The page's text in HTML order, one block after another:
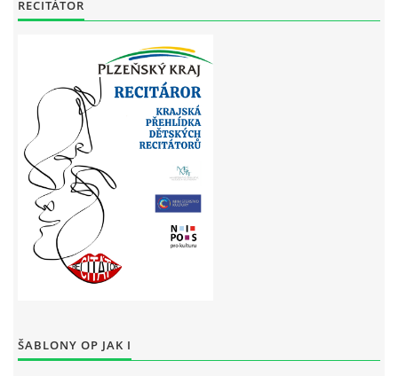
RECITÁTOR
ŠABLONY OP JAK I